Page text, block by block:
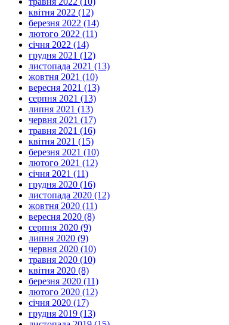
квітня 2022 (12)
березня 2022 (14)
лютого 2022 (11)
січня 2022 (14)
грудня 2021 (12)
листопада 2021 (13)
жовтня 2021 (10)
вересня 2021 (13)
серпня 2021 (13)
липня 2021 (13)
червня 2021 (17)
травня 2021 (16)
квітня 2021 (15)
березня 2021 (10)
лютого 2021 (12)
січня 2021 (11)
грудня 2020 (16)
листопада 2020 (12)
жовтня 2020 (11)
вересня 2020 (8)
серпня 2020 (9)
липня 2020 (9)
червня 2020 (10)
травня 2020 (10)
квітня 2020 (8)
березня 2020 (11)
лютого 2020 (12)
січня 2020 (17)
грудня 2019 (13)